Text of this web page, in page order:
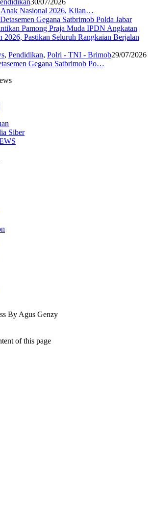
30/07/2026
Anak Nasional 2026, Kilan…
, Pendidikan, Polri - TNI - Brimob29/07/2026
Gegana Satbrimob Po…
Siber
By Agus Genzy
of this page